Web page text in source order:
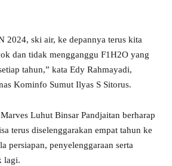
2024, ski air, ke depannya terus kita
dan tidak mengganggu F1H2O yang
tahun,” kata Edy Rahmayadi,
Kominfo Sumut Ilyas S Sitorus.
Luhut Binsar Pandjaitan berharap
terus diselenggarakan empat tahun ke
persiapan, penyelenggaraan serta
lagi.